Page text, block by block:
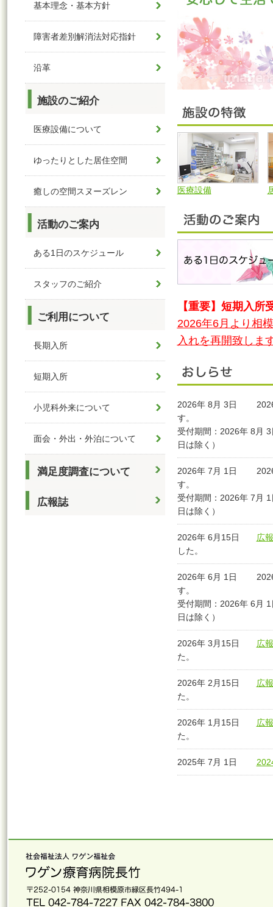
基本理念・基本方針
障害者差別解消法対応指針
沿革
施設のご紹介
医療設備について
ゆったりとした居住空間
癒しの空間スヌーズレン
活動のご案内
ある1日のスケジュール
スタッフのご紹介
ご利用について
長期入所
短期入所
小児科外来について
面会・外出・外泊について
満足度調査について
広報誌
医療設備
【重要】短期入所
2026年6月より相
入れを再開致しま
2026年 8月 3日
す。
受付期間：2026年 8月
日は除く）
2026年 7月 1日
す。
受付期間：2026年 7月
日は除く）
2026年 6月15日
広
した。
2026年 6月 1日
す。
受付期間：2026年 6月
日は除く）
2026年 3月15日
広
た。
2026年 2月15日
広
た。
2026年 1月15日
広
た。
2025年 7月 1日